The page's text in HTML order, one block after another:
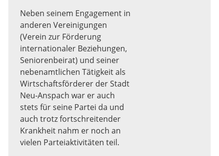
Neben seinem Engagement in
anderen Vereinigungen
(Verein zur Förderung
internationaler Beziehungen,
Seniorenbeirat) und seiner
nebenamtlichen Tätigkeit als
Wirtschaftsförderer der Stadt
Neu-Anspach war er auch
stets für seine Partei da und
auch trotz fortschreitender
Krankheit nahm er noch an
vielen Parteiaktivitäten teil.